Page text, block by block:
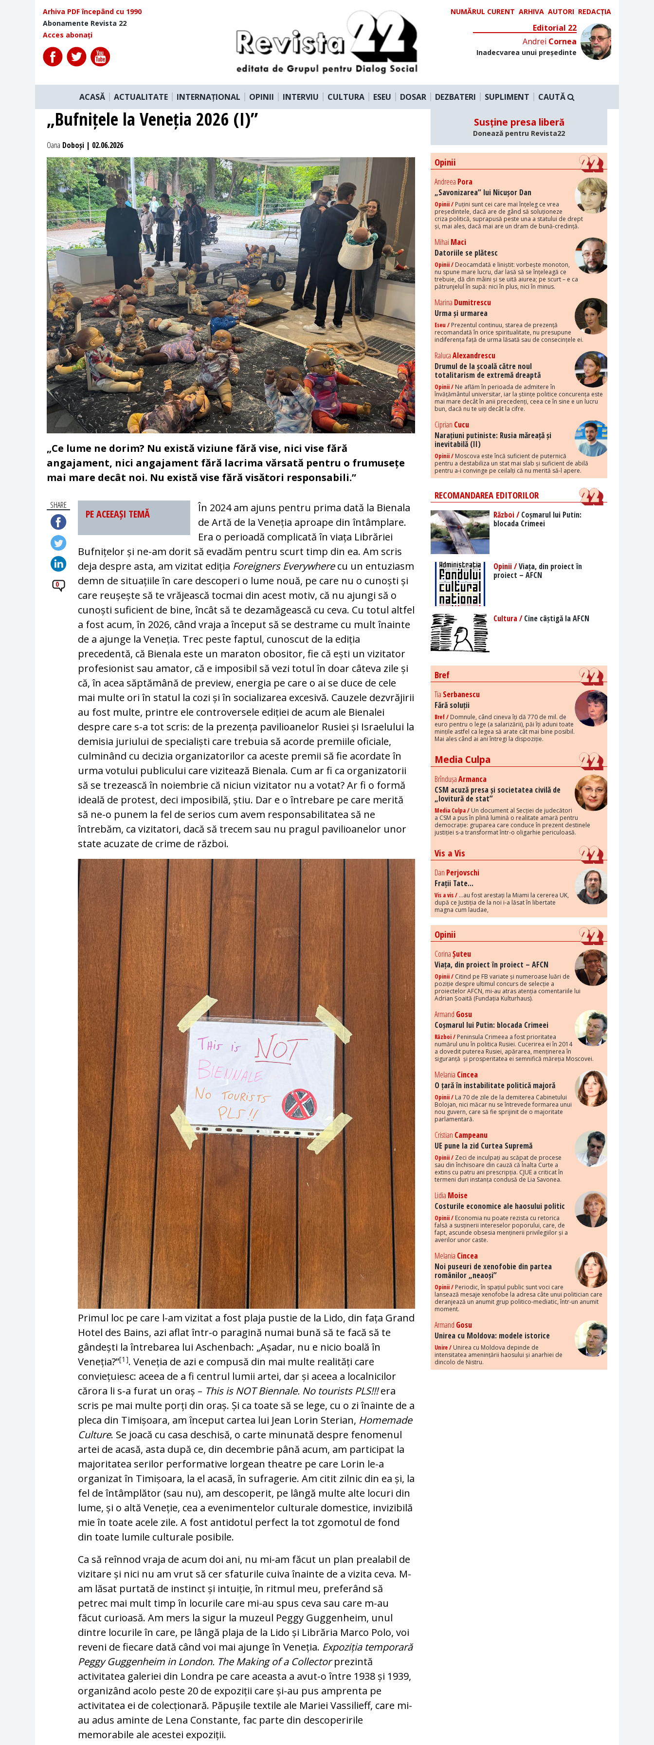
Arhiva PDF începând cu 1990
Abonamente Revista 22
Acces abonați
NUMĂRUL CURENT ARHIVA AUTORI REDACȚIA
Editorial 22
Andrei Cornea
Inadecvarea unui președinte
ACASĂ ACTUALITATE INTERNAȚIONAL OPINII INTERVIU CULTURA ESEU DOSAR DEZBATERI SUPLIMENT CAUTĂ
„Bufnițele la Veneția 2026 (I)”
Oana Doboși | 02.06.2026
„Ce lume ne dorim? Nu există viziune fără vise, nici vise fără
angajament, nici angajament fără lacrima vărsată pentru o frumusețe
mai mare decât noi. Nu există vise fără visători responsabili.”
SHARE
0
PE ACEEAȘI TEMĂ
În 2024 am ajuns pentru prima dată la Bienala
de Artă de la Veneția aproape din întâmplare.
Era o perioadă complicată în viața Librăriei
Bufnițelor și ne-am dorit să evadăm pentru scurt timp din ea. Am scris
deja despre asta, am vizitat ediția Foreigners Everywherecu un entuziasm
demn de situațiile în care descoperi o lume nouă, pe care nu o cunoști și
care reușește să te vrăjească tocmai din acest motiv, că nu ajungi să o
cunoști suficient de bine, încât să te dezamăgească cu ceva. Cu totul altfel
a fost acum, în 2026, când vraja a început să se destrame cu mult înainte
de a ajunge la Veneția. Trec peste faptul, cunoscut de la ediția
precedentă, că Bienala este un maraton obositor, fie că ești un vizitator
profesionist sau amator, că e imposibil să vezi totul în doar câteva zile și
că, în acea săptămână de preview, energia pe care o ai se duce de cele
mai multe ori în statul la cozi și în socializarea excesivă. Cauzele dezvrăjirii
au fost multe, printre ele controversele ediției de acum ale Bienalei
despre care s-a tot scris: de la prezența pavilioanelor Rusiei și Israelului la
demisia juriului de specialiști care trebuia să acorde premiile oficiale,
culminând cu decizia organizatorilor ca aceste premii să fie acordate în
urma votului publicului care vizitează Bienala. Cum ar fi ca organizatorii
să se trezească în noiembrie că niciun vizitator nu a votat? Ar fi o formă
ideală de protest, deci imposibilă, știu. Dar e o întrebare pe care merită
să ne-o punem la fel de serios cum avem responsabilitatea să ne
întrebăm, ca vizitatori, dacă să trecem sau nu pragul pavilioanelor unor
state acuzate de crime de război.
Primul loc pe care l-am vizitat a fost plaja pustie de la Lido, din fața Grand
Hotel des Bains, azi aflat într-o paragină numai bună să te facă să te
gândești la întrebarea lui Aschenbach: „Așadar, nu e nicio boală în
Veneția?”[1]. Veneția de azi e compusă din mai multe realități care
conviețuiesc: aceea de a fi centrul lumii artei, dar și aceea a localnicilor
cărora li s-a furat un oraș – This is NOT Biennale. No tourists PLS!!!era
scris pe mai multe porți din oraș. Și ca toate să se lege, cu o zi înainte de a
pleca din Timișoara, am început cartea lui Jean Lorin Sterian, Homemade
Culture. Se joacă cu casa deschisă, o carte minunată despre fenomenul
artei de acasă, asta după ce, din decembrie până acum, am participat la
majoritatea serilor performative lorgean theatre pe care Lorin le-a
organizat în Timișoara, la el acasă, în sufragerie. Am citit zilnic din ea și, la
fel de întâmplător (sau nu), am descoperit, pe lângă multe alte locuri din
lume, și o altă Veneție, cea a evenimentelor culturale domestice, invizibilă
mie în toate acele zile. A fost antidotul perfect la tot zgomotul de fond
din toate lumile culturale posibile.
Ca să reînnod vraja de acum doi ani, nu mi‑am făcut un plan prealabil de
vizitare și nici nu am vrut să cer sfaturile cuiva înainte de a vizita ceva. M-
am lăsat purtată de instinct și intuiție, în ritmul meu, preferând să
petrec mai mult timp în locurile care mi-au spus ceva sau care m-au
făcut curioasă. Am mers la sigur la muzeul Peggy Guggenheim, unul
dintre locurile în care, pe lângă plaja de la Lido și Librăria Marco Polo, voi
reveni de fiecare dată când voi mai ajunge în Veneția. Expoziția temporară
Peggy Guggenheim in London. The Making of a Collectorprezintă
activitatea galeriei din Londra pe care aceasta a avut-o între 1938 și 1939,
organizând acolo peste 20 de expoziții care și-au pus amprenta pe
activitatea ei de colecționară. Păpușile textile ale Mariei Vassilieff, care mi-
au adus aminte de Lena Constante, fac parte din descoperirile
memorabile ale acestei expoziții.
Susține presa liberă
Donează pentru Revista22
Opinii
Andreea Pora
„Savonizarea” lui Nicușor Dan
Opinii / Puțini sunt cei care mai înțeleg ce vrea
președintele, dacă are de gând să soluționeze
criza politică, suprapusă peste una a statului de drept
și, mai ales, dacă mai are un dram de bună-credință.
Mihai Maci
Datoriile se plătesc
Opinii / Deocamdată e liniștit: vorbește monoton,
nu spune mare lucru, dar lasă să se înțeleagă ce
trebuie, dă din mâini și se uită aiurea; pe scurt – e ca
pătrunjelul în supă: nici în plus, nici în minus.
Marina Dumitrescu
Urma și urmarea
Eseu / Prezentul continuu, starea de prezență
recomandată în orice spiritualitate, nu presupune
indiferența față de urma lăsată sau de consecințele ei.
RalucaAlexandrescu
Drumul de la școală către noul
totalitarism de extremă dreaptă
Opinii / Ne aflăm în perioada de admitere în
învățământul universitar, iar la științe politice concurența este
mai mare decât în anii precedenți, ceea ce în sine e un lucru
bun, dacă nu te uiți decât la cifre.
Ciprian Cucu
Narațiuni putiniste: Rusia măreață și
inevitabilă (II)
Opinii / Moscova este încă suficient de puternică
pentru a destabiliza un stat mai slab și suficient de abilă
pentru a-i convinge pe ceilalți că nu merită să-l apere.
RECOMANDAREA EDITORILOR
Război /Coșmarul lui Putin:
blocada Crimeei
Opinii /Viața, din proiect în
proiect – AFCN
Cultura /Cine câștigă la AFCN
Bref
Tia Serbanescu
Fără soluții
Bref / Domnule, când cineva îți dă 770 de mil. de
euro pentru o lege (a salarizării), păi îți aduni toate
mințile astfel ca legea să arate cât mai bine posibil.
Mai ales când ai ani întregi la dispoziție.
Media Culpa
BrîndușaArmanca
CSM acuză presa și societatea civilă de
„lovitură de stat”
Media Culpa / Un document al Secției de judecători
a CSM a pus în plină lumină o realitate amară pentru
democrație: gruparea care conduce în prezent destinele
justiției s-a transformat într-o oligarhie periculoasă.
Vis a Vis
Dan Perjovschi
Frații Tate...
Vis a vis / ...au fost arestați la Miami la cererea UK,
după ce Justiția de la noi i-a lăsat în libertate
magna cum laudae,
Opinii
CorinaȘuteu
Viața, din proiect în proiect – AFCN
Opinii / Citind pe FB variate și numeroase luări de
poziție despre ultimul concurs de selecție a
proiectelor AFCN, mi-au atras atenția comentariile lui
Adrian Șoaită (Fundația Kulturhaus).
Armand Gosu
Coșmarul lui Putin: blocada Crimeei
Război / Peninsula Crimeea a fost prioritatea
numărul unu în politica Rusiei. Cucerirea ei în 2014
a dovedit puterea Rusiei, apărarea, menținerea în
siguranță și prosperitatea ei semnifică măreția Moscovei.
Melania Cincea
O țară în instabilitate politică majoră
Opinii / La 70 de zile de la demiterea Cabinetului
Bolojan, nici măcar nu se întrevede formarea unui
nou guvern, care să fie sprijinit de o majoritate
parlamentară.
Cristian Campeanu
UE pune la zid Curtea Supremă
Opinii / Zeci de inculpați au scăpat de procese
sau din închisoare din cauză că Înalta Curte a
extins cu patru ani prescripția. CJUE a criticat în
termeni duri instanța condusă de Lia Savonea.
Lidia Moise
Costurile economice ale haosului politic
Opinii / Economia nu poate rezista cu retorica
falsă a susținerii intereselor poporului, care, de
fapt, ascunde obsesia menținerii privilegiilor și a
averilor unor caste.
Melania Cincea
Noi puseuri de xenofobie din partea
românilor „neaoși”
Opinii / Periodic, în spațiul public sunt voci care
lansează mesaje xenofobe la adresa câte unui politician care
deranjează un anumit grup politico-mediatic, într-un anumit
moment.
Armand Gosu
Unirea cu Moldova: modele istorice
Unire / Unirea cu Moldova depinde de
intensitatea amenințării haosului și anarhiei de
dincolo de Nistru.